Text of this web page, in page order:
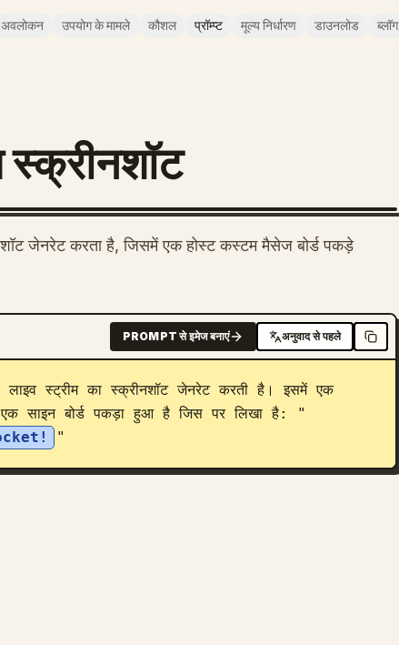
अवलोकन उपयोग के मामले कौशल प्रॉम्प्ट मूल्य निर्धारण डाउनलोड ब्लॉग
जेनरेट करता है, जिसमें एक होस्ट कस्टम मैसेज बोर्ड पकड़े
PROMPT से इमेज बनाएं अनुवाद से पहले
लाइव स्ट्रीम का स्क्रीनशॉट जेनरेट करती है। इसमें एक
एक साइन बोर्ड पकड़ा हुआ है जिस पर लिखा है: "
"